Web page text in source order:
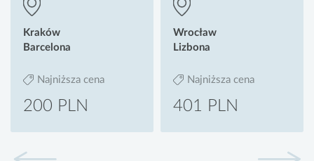
Kraków
Barcelona
Najniższa cena
200 PLN
Wrocław
Lizbona
Najniższa cena
401 PLN